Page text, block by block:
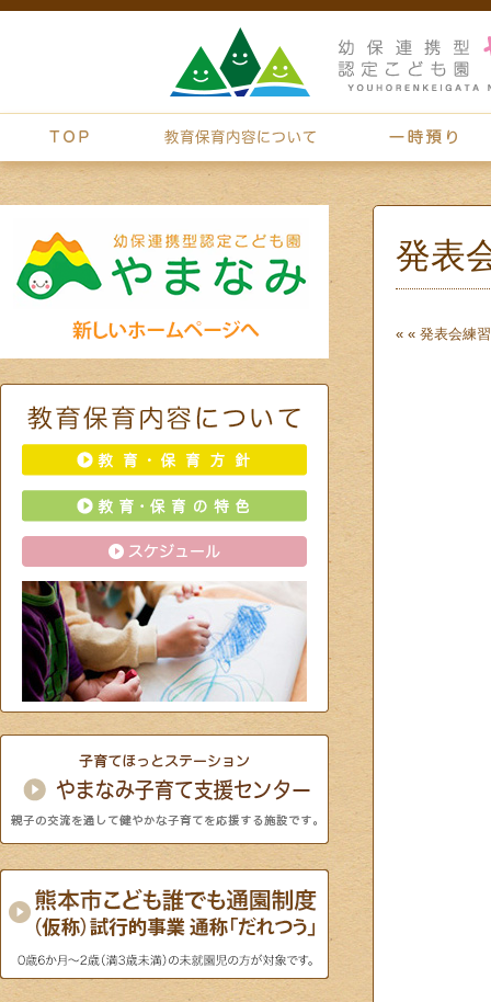
発表
« « 発表会練習